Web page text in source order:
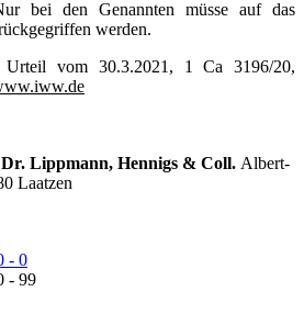
bei den Genannten müsse auf das
werden.
vom 30.3.2021, 1 Ca 3196/20,
Lippmann, Hennigs & Coll. Albert-
Laatzen
- 0
- 99